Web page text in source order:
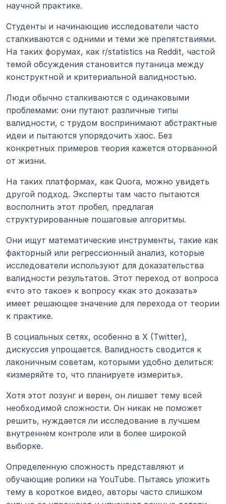
научной практике.
Студенты и начинающие исследователи часто
сталкиваются с одними и теми же препятствиями.
На таких форумах, как r/statistics на Reddit, частой
темой обсуждения становится путаница между
конструктной и критериальной валидностью.
Люди обычно сталкиваются с одинаковыми
проблемами: они путают различные типы
валидности, с трудом воспринимают абстрактные
идеи и пытаются упорядочить хаос. Без
конкретных примеров теория кажется оторванной
от жизни.
На таких платформах, как Quora, можно увидеть
другой подход. Эксперты там часто пытаются
восполнить этот пробел, предлагая
структурированные пошаговые алгоритмы.
Они ищут математические инструменты, такие как
факторный или регрессионный анализ, которые
исследователи используют для доказательства
валидности результатов. Этот переход от вопроса
«что это такое» к вопросу «как это доказать»
имеет решающее значение для перехода от теории
к практике.
В социальных сетях, особенно в X (Twitter),
дискуссия упрощается. Валидность сводится к
лаконичным советам, которыми удобно делиться:
«измеряйте то, что планируете измерить».
Хотя этот лозунг и верен, он лишает тему всей
необходимой сложности. Он никак не поможет
решить, нуждается ли исследование в лучшем
внутреннем контроле или в более широкой
выборке.
Определенную сложность представляют и
обучающие ролики на YouTube. Пытаясь уложить
тему в короткое видео, авторы часто слишком